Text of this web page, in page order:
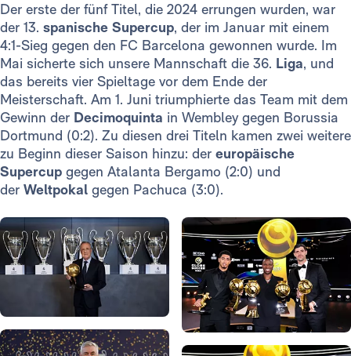
Der erste der fünf Titel, die 2024 errungen wurden, war
der 13. spanische Supercup, der im Januar mit einem
4:1-Sieg gegen den FC Barcelona gewonnen wurde. Im
Mai sicherte sich unsere Mannschaft die 36. Liga, und
das bereits vier Spieltage vor dem Ende der
Meisterschaft. Am 1. Juni triumphierte das Team mit dem
Gewinn der Decimoquinta in Wembley gegen Borussia
Dortmund (0:2). Zu diesen drei Titeln kamen zwei weitere
zu Beginn dieser Saison hinzu: der europäische
Supercup gegen Atalanta Bergamo (2:0) und
der Weltpokal gegen Pachuca (3:0).